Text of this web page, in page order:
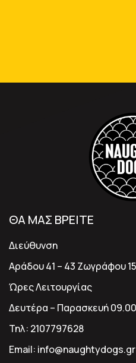
ΘΑ ΜΑΣ ΒΡΕΙΤΕ
Διεύθυνση
Αράδου 41 – 43 Ζωγράφου
Ώρες Λειτουργίας
Δευτέρα – Παρασκευή
Τηλ: 2107797628
Email: info@naughtydogs.gr